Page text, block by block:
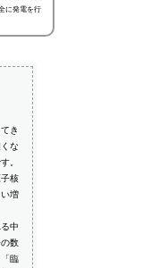
に発電を行
き
な
。
核
増
中
数
臨